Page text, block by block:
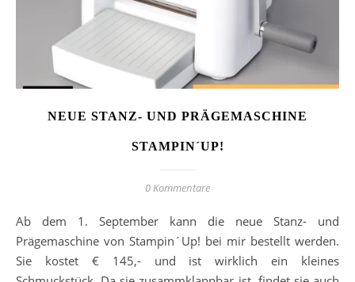
NEUE STANZ- UND PRÄGEMASCHINE
STAMPIN´UP!
0 Kommentare
Ab dem 1. September kann die neue Stanz- und
Prägemaschine von Stampin´Up! bei mir bestellt werden.
Sie kostet € 145,- und ist wirklich ein kleines